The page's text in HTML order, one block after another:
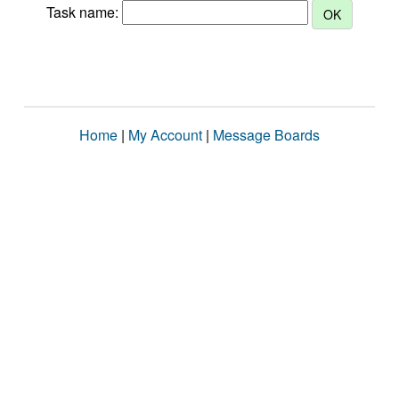
Task name:
Home | My Account | Message Boards